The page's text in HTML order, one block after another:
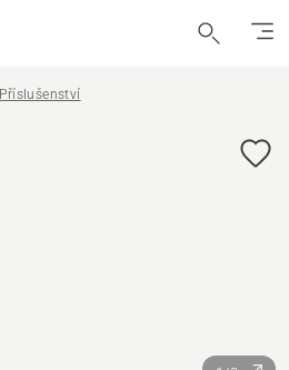
Příslušenství